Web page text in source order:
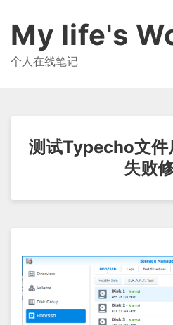
My life's
个人在线笔记
测试Typecho文件
失败